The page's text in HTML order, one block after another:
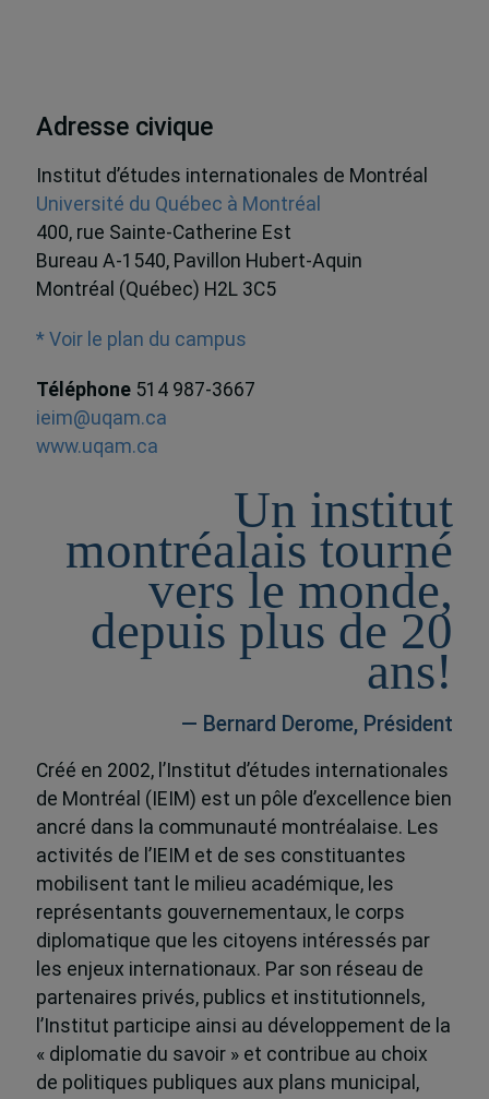
Adresse civique
Institut d’études internationales de Montréal
Université du Québec à Montréal
400, rue Sainte-Catherine Est
Bureau A-1540, Pavillon Hubert-Aquin
Montréal (Québec) H2L 3C5
* Voir le plan du campus
Téléphone 514 987-3667
ieim@uqam.ca
www.uqam.ca
Un institut
montréalais tourné
vers le monde,
depuis plus de 20
ans!
— Bernard Derome, Président
Créé en 2002, l’Institut d’études internationales
de Montréal (IEIM) est un pôle d’excellence bien
ancré dans la communauté montréalaise. Les
activités de l’IEIM et de ses constituantes
mobilisent tant le milieu académique, les
représentants gouvernementaux, le corps
diplomatique que les citoyens intéressés par
les enjeux internationaux. Par son réseau de
partenaires privés, publics et institutionnels,
l’Institut participe ainsi au développement de la
« diplomatie du savoir » et contribue au choix
de politiques publiques aux plans municipal,